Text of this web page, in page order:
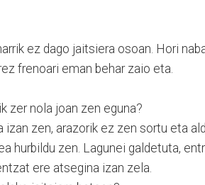
ez dago jaitsiera osoan. Hori
frenoari eman behar zaio eta.
zer nola joan zen eguna?
izan zen, arazorik ez zen sortu eta
hurbildu zen. Lagunei galdetuta,
ere atsegina izan zela.